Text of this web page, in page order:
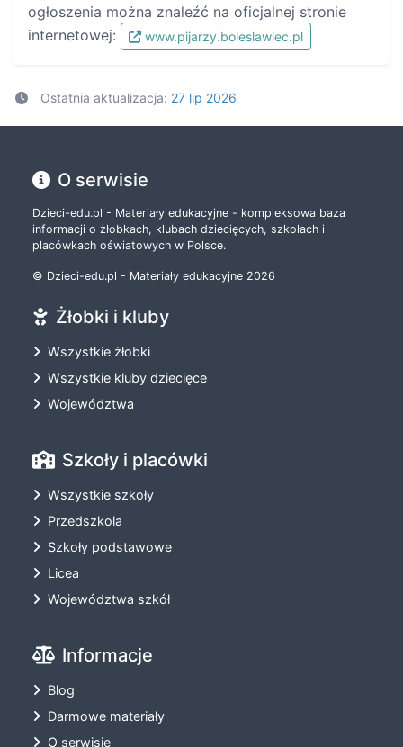
ogłoszenia można znaleźć na oficjalnej stronie
internetowej:
www.pijarzy.boleslawiec.pl
Ostatnia aktualizacja: 27 lip 2026
O serwisie
Dzieci-edu.pl - Materiały edukacyjne - kompleksowa baza
informacji o żłobkach, klubach dziecięcych, szkołach i
placówkach oświatowych w Polsce.
© Dzieci-edu.pl - Materiały edukacyjne 2026
Żłobki i kluby
Wszystkie żłobki
Wszystkie kluby dziecięce
Województwa
Szkoły i placówki
Wszystkie szkoły
Przedszkola
Szkoły podstawowe
Licea
Województwa szkół
Informacje
Blog
Darmowe materiały
O serwisie